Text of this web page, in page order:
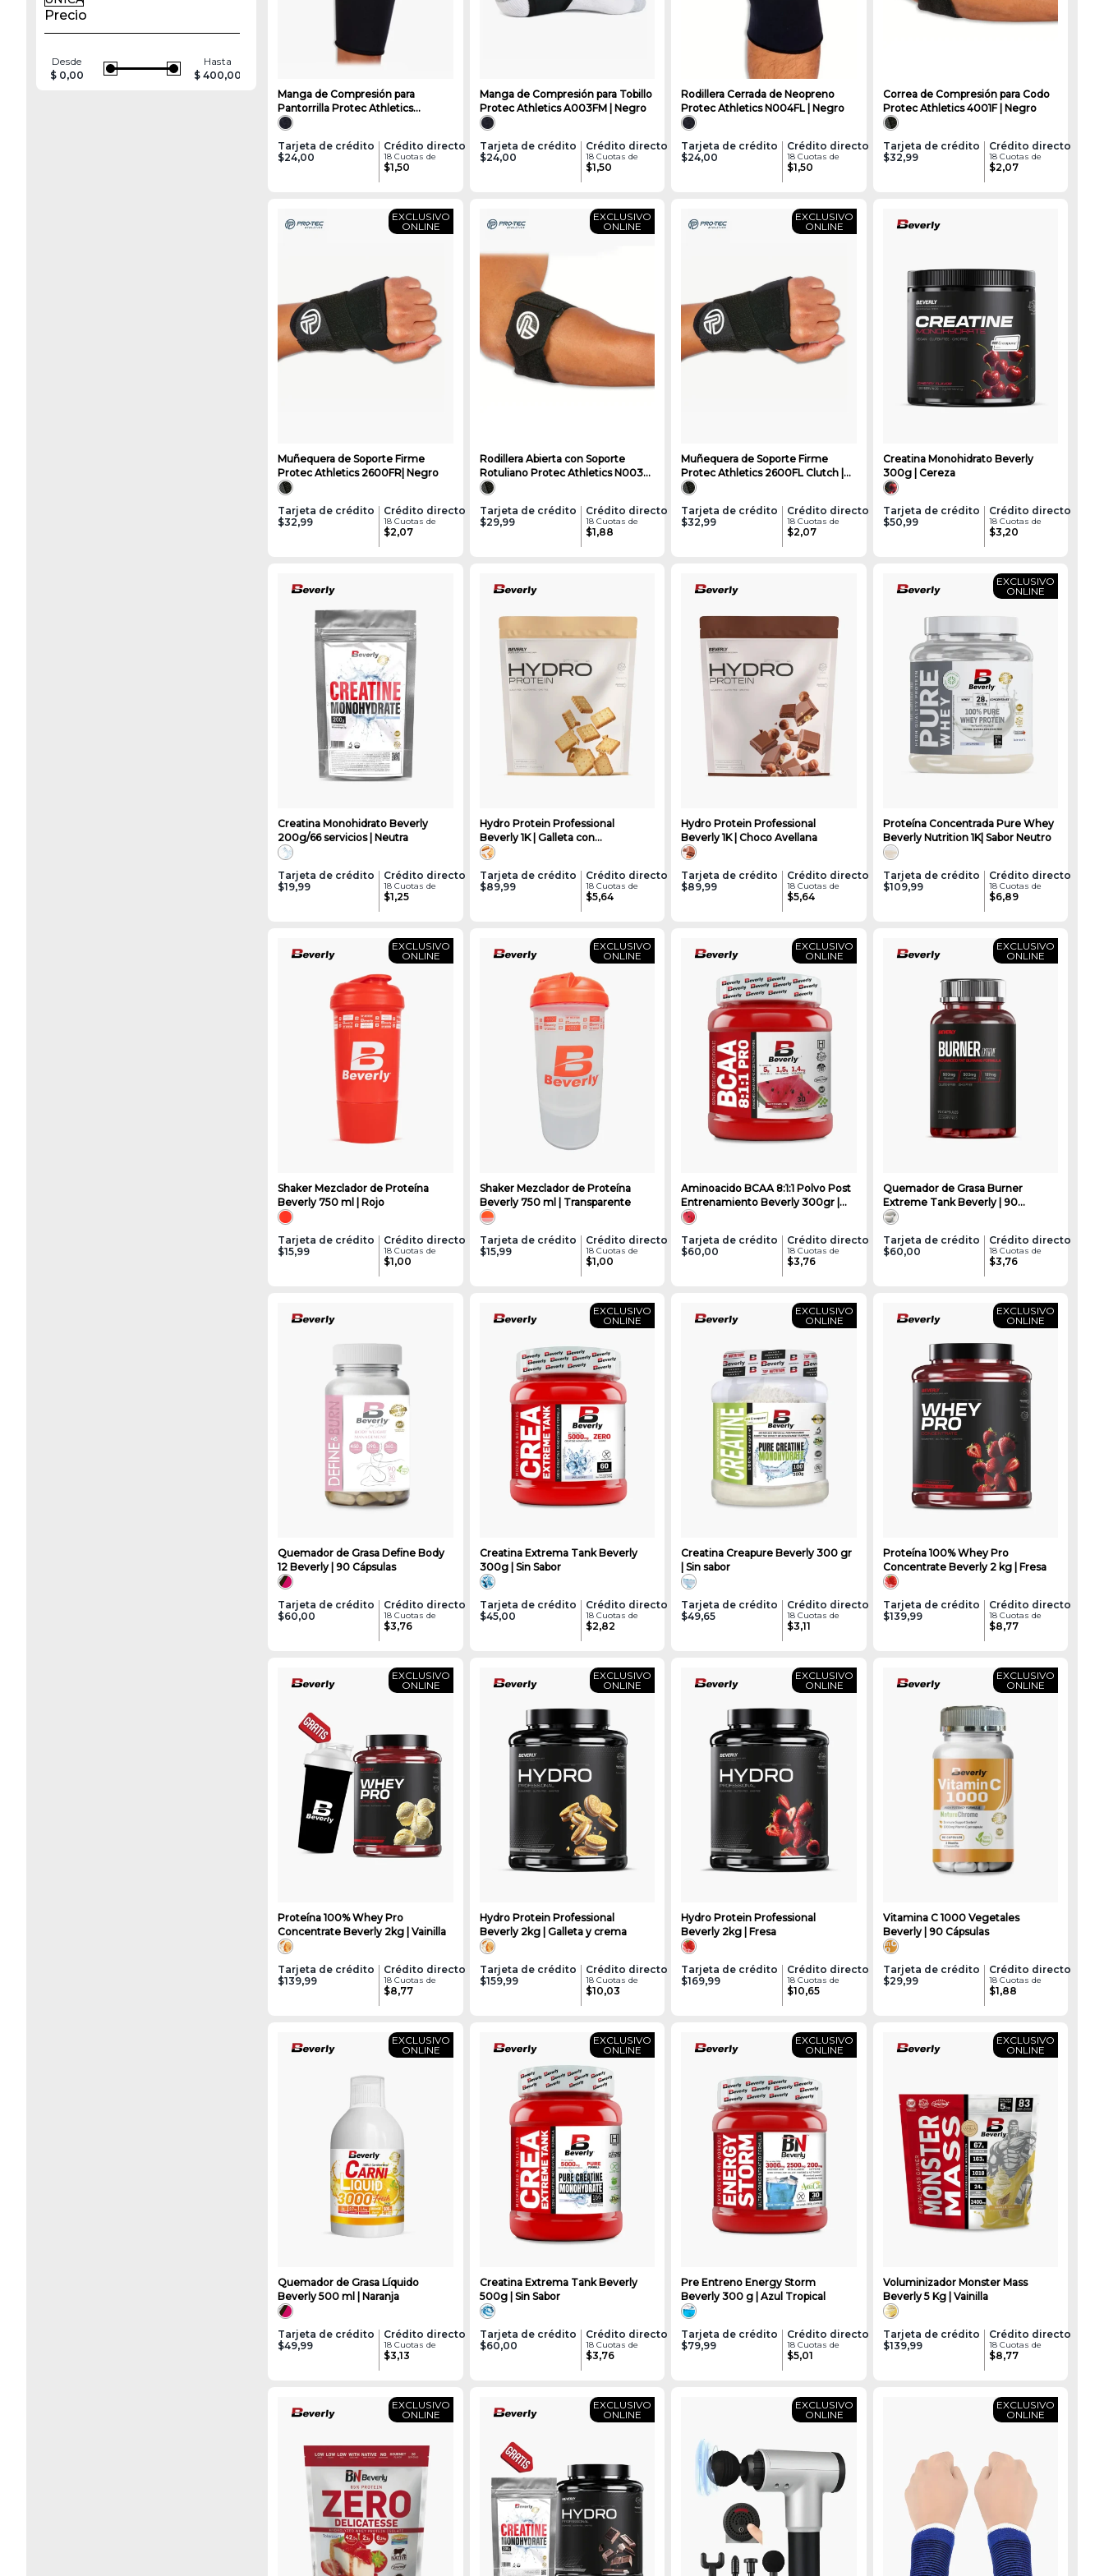
Precio
Desde
$ 0,00
Hasta
$ 400,00
Manga de Compresión para
Pantorrilla Protec Athletics
C002FM | Negro
Tarjeta de crédito
$24,00
Crédito directo
18 Cuotas de
$1,50
Manga de Compresión para Tobillo
Protec Athletics A003FM | Negro
Tarjeta de crédito
$24,00
Crédito directo
18 Cuotas de
$1,50
Rodillera Cerrada de Neopreno
Protec Athletics N004FL | Negro
Tarjeta de crédito
$24,00
Crédito directo
18 Cuotas de
$1,50
Correa de Compresión para Codo
Protec Athletics 4001F | Negro
Tarjeta de crédito
$32,99
Crédito directo
18 Cuotas de
$2,07
EXCLUSIVO
ONLINE
Muñequera de Soporte Firme
Protec Athletics 2600FR| Negro
Tarjeta de crédito
$32,99
Crédito directo
18 Cuotas de
$2,07
EXCLUSIVO
ONLINE
Rodillera Abierta con Soporte
Rotuliano Protec Athletics N003FL
| Negro
Tarjeta de crédito
$29,99
Crédito directo
18 Cuotas de
$1,88
EXCLUSIVO
ONLINE
Muñequera de Soporte Firme
Protec Athletics 2600FL Clutch |
Negro
Tarjeta de crédito
$32,99
Crédito directo
18 Cuotas de
$2,07
Creatina Monohidrato Beverly
300g | Cereza
Tarjeta de crédito
$50,99
Crédito directo
18 Cuotas de
$3,20
Creatina Monohidrato Beverly
200g/66 servicios | Neutra
Tarjeta de crédito
$19,99
Crédito directo
18 Cuotas de
$1,25
Hydro Protein Professional
Beverly 1K | Galleta con
mantequilla
Tarjeta de crédito
$89,99
Crédito directo
18 Cuotas de
$5,64
Hydro Protein Professional
Beverly 1K | Choco Avellana
Tarjeta de crédito
$89,99
Crédito directo
18 Cuotas de
$5,64
EXCLUSIVO
ONLINE
Proteína Concentrada Pure Whey
Beverly Nutrition 1K| Sabor Neutro
Tarjeta de crédito
$109,99
Crédito directo
18 Cuotas de
$6,89
EXCLUSIVO
ONLINE
Shaker Mezclador de Proteína
Beverly 750 ml | Rojo
Tarjeta de crédito
$15,99
Crédito directo
18 Cuotas de
$1,00
EXCLUSIVO
ONLINE
Shaker Mezclador de Proteína
Beverly 750 ml | Transparente
Tarjeta de crédito
$15,99
Crédito directo
18 Cuotas de
$1,00
EXCLUSIVO
ONLINE
Aminoacido BCAA 8:1:1 Polvo Post
Entrenamiento Beverly 300gr |
Sandía
Tarjeta de crédito
$60,00
Crédito directo
18 Cuotas de
$3,76
EXCLUSIVO
ONLINE
Quemador de Grasa Burner
Extreme Tank Beverly | 90
Cápsulas
Tarjeta de crédito
$60,00
Crédito directo
18 Cuotas de
$3,76
Quemador de Grasa Define Body
12 Beverly | 90 Cápsulas
Tarjeta de crédito
$60,00
Crédito directo
18 Cuotas de
$3,76
EXCLUSIVO
ONLINE
Creatina Extrema Tank Beverly
300g | Sin Sabor
Tarjeta de crédito
$45,00
Crédito directo
18 Cuotas de
$2,82
EXCLUSIVO
ONLINE
Creatina Creapure Beverly 300 gr
| Sin sabor
Tarjeta de crédito
$49,65
Crédito directo
18 Cuotas de
$3,11
EXCLUSIVO
ONLINE
Proteína 100% Whey Pro
Concentrate Beverly 2 kg | Fresa
Tarjeta de crédito
$139,99
Crédito directo
18 Cuotas de
$8,77
EXCLUSIVO
ONLINE
Proteína 100% Whey Pro
Concentrate Beverly 2kg | Vainilla
Tarjeta de crédito
$139,99
Crédito directo
18 Cuotas de
$8,77
EXCLUSIVO
ONLINE
Hydro Protein Professional
Beverly 2kg | Galleta y crema
Tarjeta de crédito
$159,99
Crédito directo
18 Cuotas de
$10,03
EXCLUSIVO
ONLINE
Hydro Protein Professional
Beverly 2kg | Fresa
Tarjeta de crédito
$169,99
Crédito directo
18 Cuotas de
$10,65
EXCLUSIVO
ONLINE
Vitamina C 1000 Vegetales
Beverly | 90 Cápsulas
Tarjeta de crédito
$29,99
Crédito directo
18 Cuotas de
$1,88
EXCLUSIVO
ONLINE
Quemador de Grasa Líquido
Beverly 500 ml | Naranja
Tarjeta de crédito
$49,99
Crédito directo
18 Cuotas de
$3,13
EXCLUSIVO
ONLINE
Creatina Extrema Tank Beverly
500g | Sin Sabor
Tarjeta de crédito
$60,00
Crédito directo
18 Cuotas de
$3,76
EXCLUSIVO
ONLINE
Pre Entreno Energy Storm
Beverly 300 g | Azul Tropical
Tarjeta de crédito
$79,99
Crédito directo
18 Cuotas de
$5,01
EXCLUSIVO
ONLINE
Voluminizador Monster Mass
Beverly 5 Kg | Vainilla
Tarjeta de crédito
$139,99
Crédito directo
18 Cuotas de
$8,77
EXCLUSIVO
ONLINE
EXCLUSIVO
ONLINE
EXCLUSIVO
ONLINE
EXCLUSIVO
ONLINE